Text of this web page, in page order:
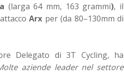
(larga 64 mm, 163 grammi), il
Arx per (da 80–130mm di
Delegato di 3T Cycling, ha
aziende leader nel settore